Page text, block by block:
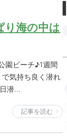
り海の中は
園ビーチ♪1週間
気持ち良く潜れ
潜…
記事を読む